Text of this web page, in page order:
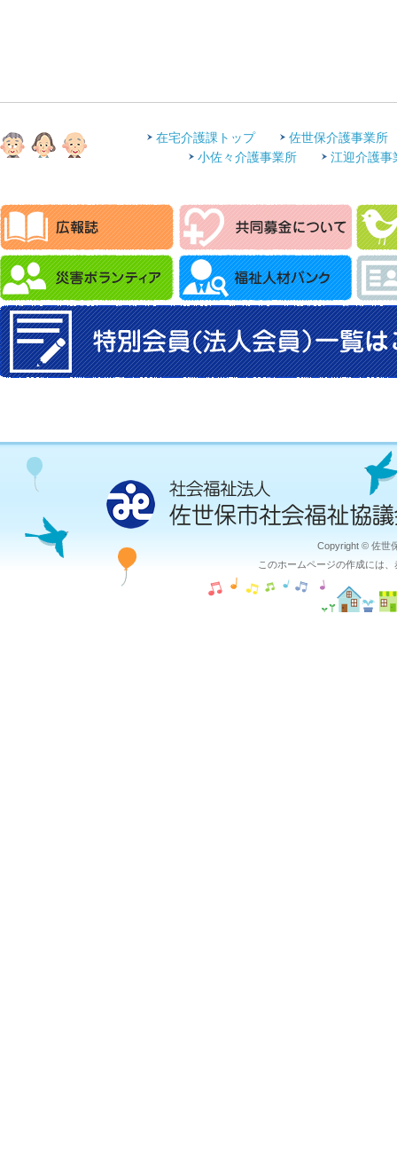
在宅介護課トップ
佐世保介護事業所
小佐々介護事業所
江迎介護事
Copyright © 佐世
このホームページの作成には